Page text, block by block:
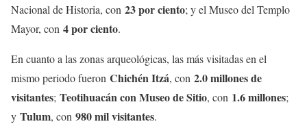
Nacional de Historia, con 23 por ciento; y el Museo del Templo
Mayor, con 4 por ciento.
En cuanto a las zonas arqueológicas, las más visitadas en el
mismo periodo fueron Chichén Itzá, con 2.0 millones de
visitantes; Teotihuacán con Museo de Sitio, con 1.6 millones;
y Tulum, con 980 mil visitantes.